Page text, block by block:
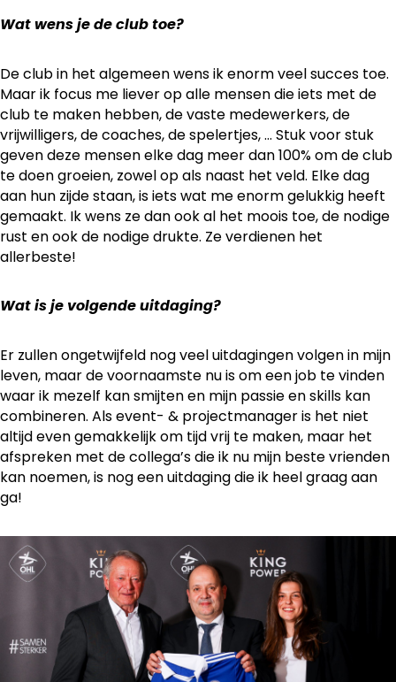
Wat wens je de club toe?
De club in het algemeen wens ik enorm veel succes toe.
Maar ik focus me liever op alle mensen die iets met de
club te maken hebben, de vaste medewerkers, de
vrijwilligers, de coaches, de spelertjes, … Stuk voor stuk
geven deze mensen elke dag meer dan 100% om de club
te doen groeien, zowel op als naast het veld. Elke dag
aan hun zijde staan, is iets wat me enorm gelukkig heeft
gemaakt. Ik wens ze dan ook al het moois toe, de nodige
rust en ook de nodige drukte. Ze verdienen het
allerbeste!
Wat is je volgende uitdaging?
Er zullen ongetwijfeld nog veel uitdagingen volgen in mijn
leven, maar de voornaamste nu is om een job te vinden
waar ik mezelf kan smijten en mijn passie en skills kan
combineren. Als event- & projectmanager is het niet
altijd even gemakkelijk om tijd vrij te maken, maar het
afspreken met de collega’s die ik nu mijn beste vrienden
kan noemen, is nog een uitdaging die ik heel graag aan
ga!